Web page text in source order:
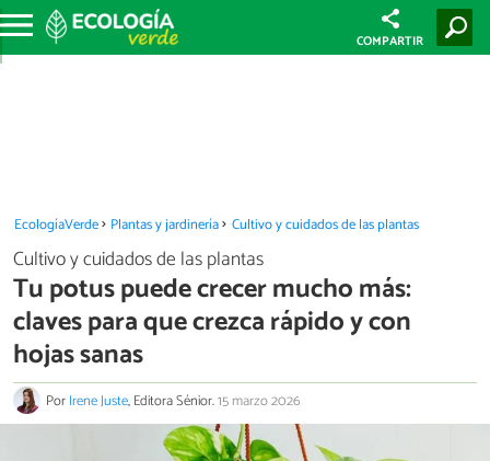
COMPARTIR
EcologíaVerde Plantas y jardinería Cultivo y cuidados de las plantas
Cultivo y cuidados de las plantas
Tu potus puede crecer mucho más:
claves para que crezca rápido y con
hojas sanas
PorIrene Juste, Editora Sénior.15 marzo 2026